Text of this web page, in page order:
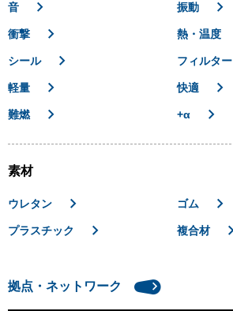
音 振動
衝撃 熱・温度
シール フィルター
軽量 快適
難燃 +α
素材
ウレタン ゴム
プラスチック 複合材
拠点・ネットワーク